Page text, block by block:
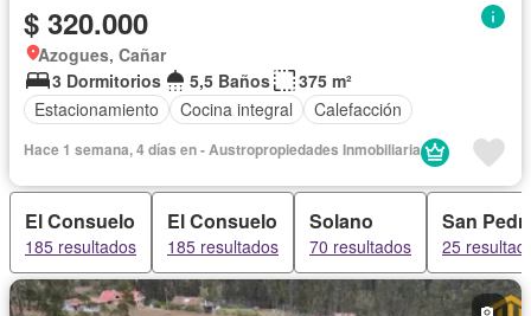
$ 320.000
Azogues, Cañar
3 Dormitorios
5,5 Baños
375 m²
Estacionamiento
Cocina integral Calefacción
Hace 1 semana, 4 días en - Austropropiedades Inmobiliaria
El Consuelo
185 resultados
El Consuelo
185 resultados
Solano
70 resultados
San
25